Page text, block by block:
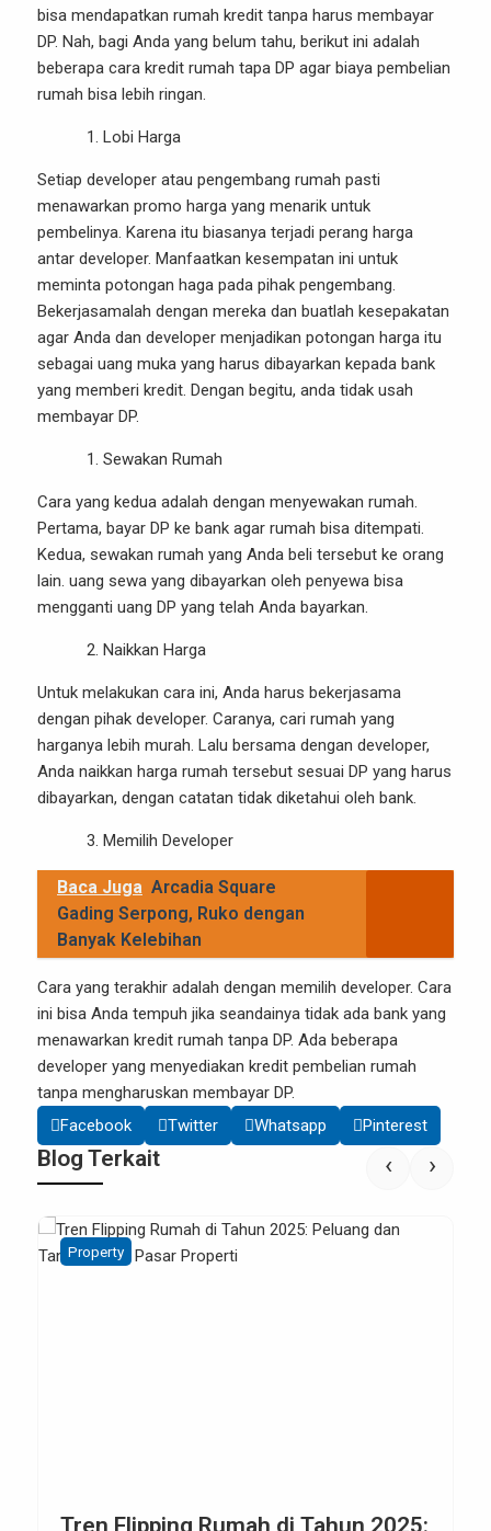
bisa mendapatkan rumah kredit tanpa harus membayar
DP. Nah, bagi Anda yang belum tahu, berikut ini adalah
beberapa cara kredit rumah tapa DP agar biaya pembelian
rumah bisa lebih ringan.
Lobi Harga
Setiap developer atau pengembang rumah pasti
menawarkan promo harga yang menarik untuk
pembelinya. Karena itu biasanya terjadi perang harga
antar developer. Manfaatkan kesempatan ini untuk
meminta potongan haga pada pihak pengembang.
Bekerjasamalah dengan mereka dan buatlah kesepakatan
agar Anda dan developer menjadikan potongan harga itu
sebagai uang muka yang harus dibayarkan kepada bank
yang memberi kredit. Dengan begitu, anda tidak usah
membayar DP.
Sewakan Rumah
Cara yang kedua adalah dengan menyewakan rumah.
Pertama, bayar DP ke bank agar rumah bisa ditempati.
Kedua, sewakan rumah yang Anda beli tersebut ke orang
lain. uang sewa yang dibayarkan oleh penyewa bisa
mengganti uang DP yang telah Anda bayarkan.
Naikkan Harga
Untuk melakukan cara ini, Anda harus bekerjasama
dengan pihak developer. Caranya, cari rumah yang
harganya lebih murah. Lalu bersama dengan developer,
Anda naikkan harga rumah tersebut sesuai DP yang harus
dibayarkan, dengan catatan tidak diketahui oleh bank.
Memilih Developer
Baca Juga Arcadia Square
Gading Serpong, Ruko dengan
Banyak Kelebihan
Cara yang terakhir adalah dengan memilih developer. Cara
ini bisa Anda tempuh jika seandainya tidak ada bank yang
menawarkan kredit rumah tanpa DP. Ada beberapa
developer yang menyediakan kredit pembelian rumah
tanpa mengharuskan membayar DP.
Facebook
Twitter Whatsapp Pinterest
Blog Terkait
di Tahun 2025:
Menggunakan
‹ ›